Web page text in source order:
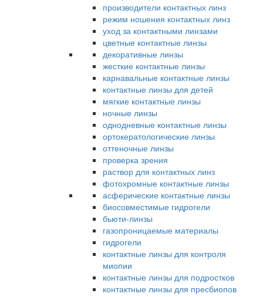
производители контактных линз
режим ношения контактных линз
уход за контактными линзами
цветные контактные линзы
декоративные линзы
жесткие контактные линзы
карнавальные контактные линзы
контактные линзы для детей
мягкие контактные линзы
ночные линзы
однодневные контактные линзы
ортокератологические линзы
оттеночные линзы
проверка зрения
раствор для контактных линз
фотохромные контактные линзы
асферические контактные линзы
биосовместимые гидрогели
бьюти-линзы
газопроницаемые материалы
гидрогели
контактные линзы для контроля
миопии
контактные линзы для подростков
контактные линзы для пресбиопов